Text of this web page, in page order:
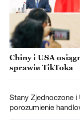
Chiny i USA
sprawie TikToka
Stany Zjednoczone i
porozumienie